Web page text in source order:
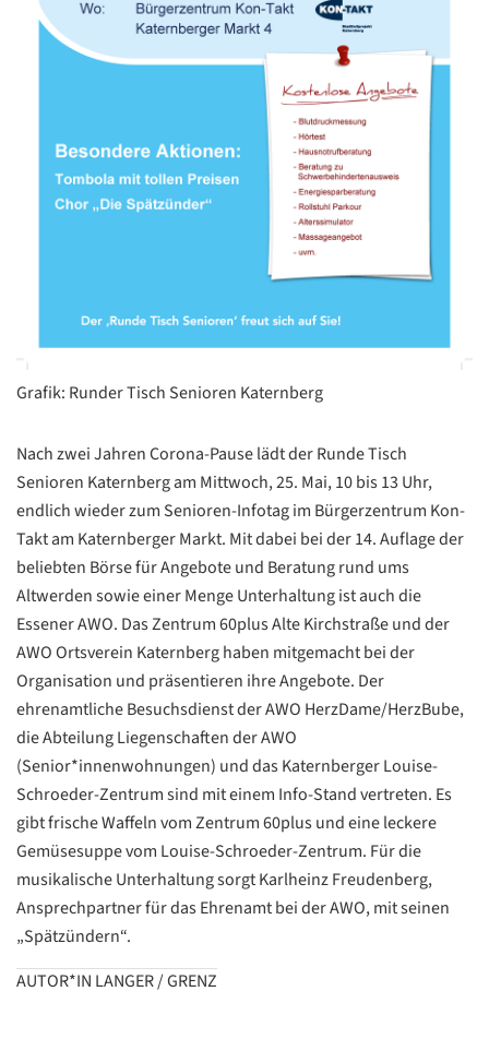
Grafik: Runder Tisch Senioren Katernberg
Nach zwei Jahren Corona-Pause lädt der Runde Tisch
Senioren Katernberg am Mittwoch, 25. Mai, 10 bis 13 Uhr,
endlich wieder zum Senioren-Infotag im Bürgerzentrum Kon-
Takt am Katernberger Markt. Mit dabei bei der 14. Auflage der
beliebten Börse für Angebote und Beratung rund ums
Altwerden sowie einer Menge Unterhaltung ist auch die
Essener AWO. Das Zentrum 60plus Alte Kirchstraße und der
AWO Ortsverein Katernberg haben mitgemacht bei der
Organisation und präsentieren ihre Angebote. Der
ehrenamtliche Besuchsdienst der AWO HerzDame/HerzBube,
die Abteilung Liegenschaften der AWO
(Senior*innenwohnungen) und das Katernberger Louise-
Schroeder-Zentrum sind mit einem Info-Stand vertreten. Es
gibt frische Waffeln vom Zentrum 60plus und eine leckere
Gemüsesuppe vom Louise-Schroeder-Zentrum. Für die
musikalische Unterhaltung sorgt Karlheinz Freudenberg,
Ansprechpartner für das Ehrenamt bei der AWO, mit seinen
„Spätzündern“.
AUTOR*IN LANGER / GRENZ
Datenschutzerklärung
ZURÜCK
Datenschutzerklärung
Google
Datenschutzerklärung
Übersetzen